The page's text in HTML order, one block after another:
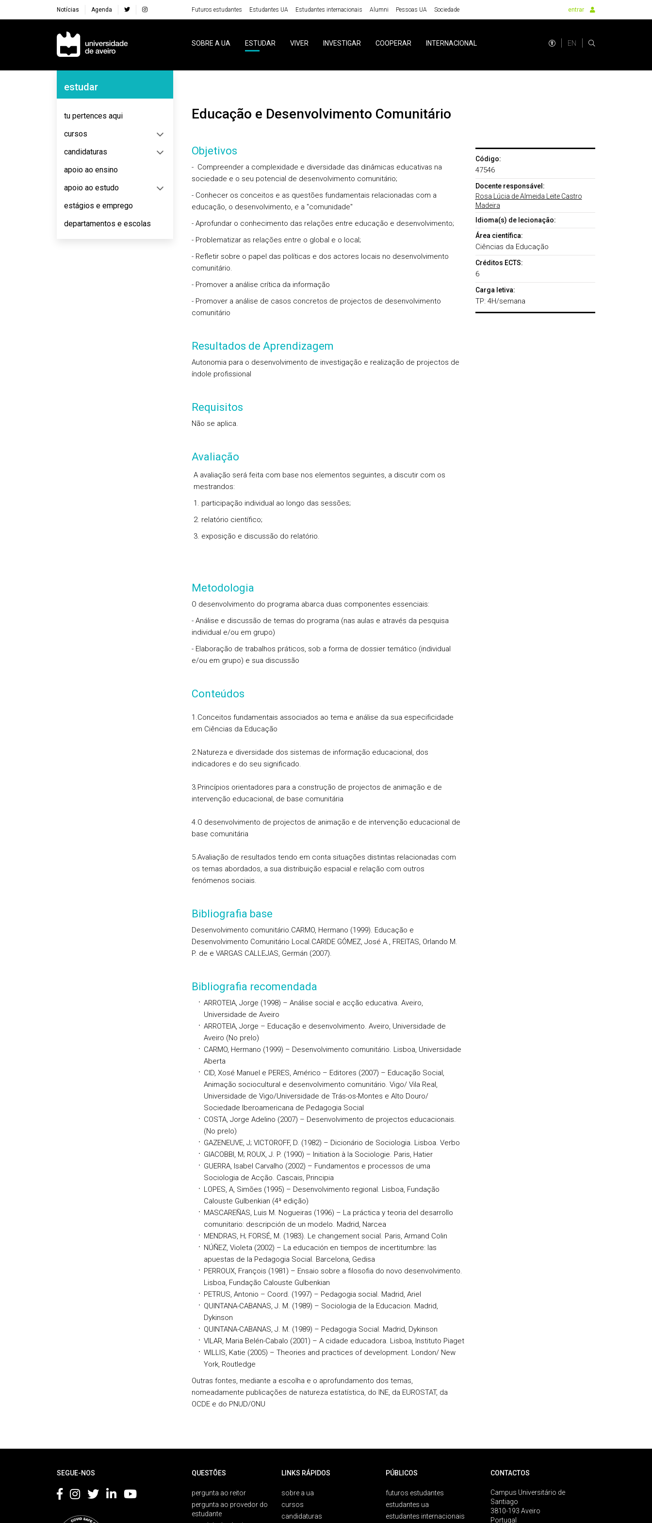
Notícias Agenda Futuros estudantes Estudantes UA Estudantes internacionais Alumni Pessoas UA Sociedade entrar
Navegação Principal
SOBRE A UA ESTUDAR VIVER INVESTIGAR COOPERAR INTERNACIONAL EN
Navegação Lateral
estudar
tu pertences aqui
cursos
candidaturas
apoio ao ensino
apoio ao estudo
estágios e emprego
departamentos e escolas
Educação e Desenvolvimento Comunitário
Objetivos
- Compreender a complexidade e diversidade das dinâmicas educativas na
sociedade e o seu potencial de desenvolvimento comunitário;
- Conhecer os conceitos e as questões fundamentais relacionadas com a
educação, o desenvolvimento, e a "comunidade"
- Aprofundar o conhecimento das relações entre educação e desenvolvimento;
- Problematizar as relações entre o global e o local;
- Refletir sobre o papel das políticas e dos actores locais no desenvolvimento
comunitário.
- Promover a análise crítica da informação
- Promover a análise de casos concretos de projectos de desenvolvimento
comunitário
Resultados de Aprendizagem
Autonomia para o desenvolvimento de investigação e realização de projectos de
índole profissional
Requisitos
Não se aplica.
Avaliação
A avaliação será feita com base nos elementos seguintes, a discutir com os
mestrandos:
1. participação individual ao longo das sessões;
2. relatório científico;
3. exposição e discussão do relatório.
Metodologia
O desenvolvimento do programa abarca duas componentes essenciais:
- Análise e discussão de temas do programa (nas aulas e através da pesquisa
individual e/ou em grupo)
- Elaboração de trabalhos práticos, sob a forma de dossier temático (individual
e/ou em grupo) e sua discussão
Conteúdos
1.Conceitos fundamentais associados ao tema e análise da sua especificidade
em Ciências da Educação
2.Natureza e diversidade dos sistemas de informação educacional, dos
indicadores e do seu significado.
3.Princípios orientadores para a construção de projectos de animação e de
intervenção educacional, de base comunitária
4.O desenvolvimento de projectos de animação e de intervenção educacional de
base comunitária
5.Avaliação de resultados tendo em conta situações distintas relacionadas com
os temas abordados, a sua distribuição espacial e relação com outros
fenómenos sociais.
Bibliografia base
Desenvolvimento comunitário.CARMO, Hermano (1999). Educação e
Desenvolvimento Comunitário Local.CARIDE GÓMEZ, José A., FREITAS, Orlando M.
P. de e VARGAS CALLEJAS, Germán (2007).
Bibliografia recomendada
ARROTEIA, Jorge (1998) – Análise social e acção educativa. Aveiro,
Universidade de Aveiro
ARROTEIA, Jorge – Educação e desenvolvimento. Aveiro, Universidade de
Aveiro (No prelo)
CARMO, Hermano (1999) – Desenvolvimento comunitário. Lisboa, Universidade
Aberta
CID, Xosé Manuel e PERES, Américo – Editores (2007) – Educação Social,
Animação sociocultural e desenvolvimento comunitário. Vigo/ Vila Real,
Universidade de Vigo/Universidade de Trás-os-Montes e Alto Douro/
Sociedade Iberoamericana de Pedagogia Social
COSTA, Jorge Adelino (2007) – Desenvolvimento de projectos educacionais.
(No prelo)
GAZENEUVE, J; VICTOROFF, D. (1982) – Dicionário de Sociologia. Lisboa. Verbo
GIACOBBI, M; ROUX, J. P. (1990) – Initiation à la Sociologie. Paris, Hatier
GUERRA, Isabel Carvalho (2002) – Fundamentos e processos de uma
Sociologia de Acção. Cascais, Principia
LOPES, A, Simões (1995) – Desenvolvimento regional. Lisboa, Fundação
Calouste Gulbenkian (4ª edição)
MASCAREÑAS, Luis M. Nogueiras (1996) – La práctica y teoria del desarrollo
comunitario: descripción de un modelo. Madrid, Narcea
MENDRAS, H; FORSÉ, M. (1983). Le changement social. Paris, Armand Colin
NÚÑEZ, Violeta (2002) – La educación en tiempos de incertitumbre: las
apuestas de la Pedagogia Social. Barcelona, Gedisa
PERROUX, François (1981) – Ensaio sobre a filosofia do novo desenvolvimento.
Lisboa, Fundação Calouste Gulbenkian
PETRUS, Antonio – Coord. (1997) – Pedagogia social. Madrid, Ariel
QUINTANA-CABANAS, J. M. (1989) – Sociologia de la Educacion. Madrid,
Dykinson
QUINTANA-CABANAS, J. M. (1989) – Pedagogia Social. Madrid, Dykinson
VILAR, Maria Belén-Cabalo (2001) – A cidade educadora. Lisboa, Instituto Piaget
WILLIS, Katie (2005) – Theories and practices of development. London/ New
York, Routledge
Outras fontes, mediante a escolha e o aprofundamento dos temas,
nomeadamente publicações de natureza estatística, do INE, da EUROSTAT, da
OCDE e do PNUD/ONU
Código:
47546
Docente responsável:
Rosa Lúcia de Almeida Leite Castro
Madeira
Idioma(s) de lecionação:
Área científica:
Ciências da Educação
Créditos ECTS:
6
Carga letiva:
TP: 4H/semana
SEGUE-NOS QUESTÕES
pergunta ao reitor
pergunta ao provedor do
estudante
LINKS RÁPIDOS
sobre a ua
cursos
candidaturas
PÚBLICOS
futuros estudantes
estudantes ua
estudantes internacionais
CONTACTOS
Campus Universitário de
Santiago
3810-193 Aveiro
Portugal